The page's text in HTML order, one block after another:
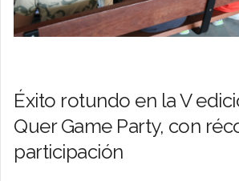
Éxito rotundo en la V
Quer Game Party, con
participación